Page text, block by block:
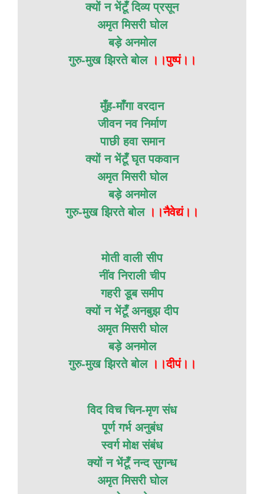
क्यों न भेंटूँ दिव्य प्रसून
अमृत मिसरी घोल
बड़े अनमोल
गुरु-मुख झिरते बोल।।पुष्पं।।
मुँह-माँगा वरदान
जीवन नव निर्माण
पाछी हवा समान
क्यों न भेंटूँ घृत पकवान
अमृत मिसरी घोल
बड़े अनमोल
गुरु-मुख झिरते बोल।।नैवेद्यं।।
मोती वाली सीप
नींव निराली चीप
गहरी डूब समीप
क्यों न भेंटूँ अनबुझ दीप
अमृत मिसरी घोल
बड़े अनमोल
गुरु-मुख झिरते बोल ।।दीपं।।
विद विच चिन-मृण संध
पूर्ण गर्भ अनुबंध
स्वर्ग मोक्ष संबंध
क्यों न भेंटूँ नन्द सुगन्ध
अमृत मिसरी घोल